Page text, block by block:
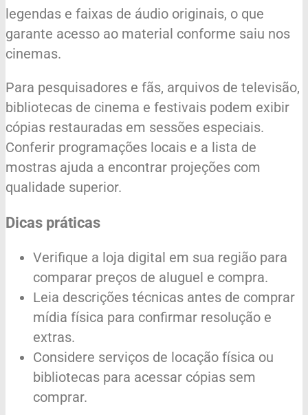
legendas e faixas de áudio originais, o que
garante acesso ao material conforme saiu nos
cinemas.
Para pesquisadores e fãs, arquivos de televisão,
bibliotecas de cinema e festivais podem exibir
cópias restauradas em sessões especiais.
Conferir programações locais e a lista de
mostras ajuda a encontrar projeções com
qualidade superior.
Dicas práticas
Verifique a loja digital em sua região para
comparar preços de aluguel e compra.
Leia descrições técnicas antes de comprar
mídia física para confirmar resolução e
extras.
Considere serviços de locação física ou
bibliotecas para acessar cópias sem
comprar.